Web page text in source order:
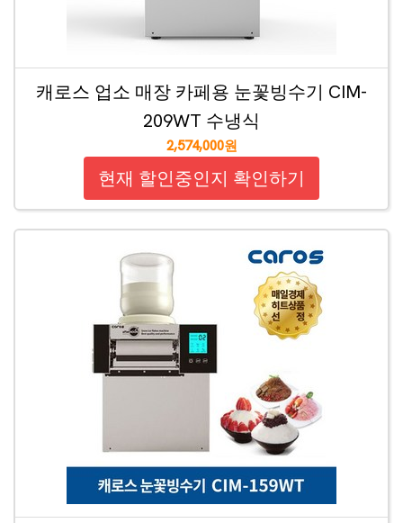
캐로스 업소 매장 카페용 눈꽃빙수기 CIM-
209WT 수냉식
2,574,000원
현재 할인중인지 확인하기